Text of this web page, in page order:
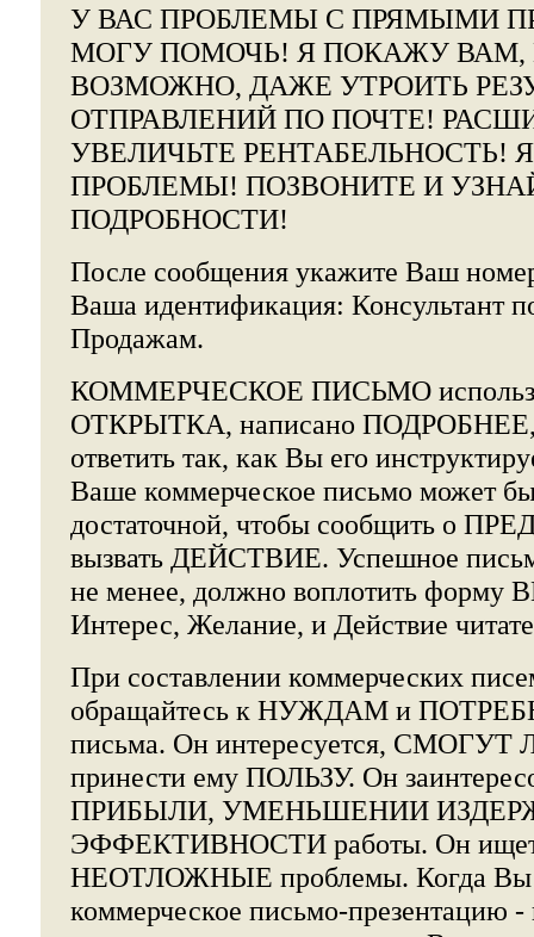
У ВАС ПРОБЛЕМЫ С ПРЯМЫМИ
МОГУ ПОМОЧЬ! Я ПОКАЖУ ВАМ,
ВОЗМОЖНО, ДАЖЕ УТРОИТЬ
ОТПРАВЛЕНИЙ ПО ПОЧТЕ!
УВЕЛИЧЬТЕ РЕНТАБЕЛЬНОСТЬ!
ПРОБЛЕМЫ! ПОЗВОНИТЕ И
ПОДРОБНОСТИ!
После сообщения укажите Ваш
Ваша идентификация: Консультант
Продажам.
КОММЕРЧЕСКОЕ ПИСЬМО
ОТКРЫТКА, написано ПОДРОБНЕЕ,
ответить так, как Вы его
Ваше коммерческое письмо может
достаточной, чтобы сообщить о
вызвать ДЕЙСТВИЕ. Успешное
не менее, должно воплотить
Интерес, Желание, и Действие
При составлении коммерческих
обращайтесь к НУЖДАМ и
письма. Он интересуется, СМОГУТ
принести ему ПОЛЬЗУ. Он
ПРИБЫЛИ, УМЕНЬШЕНИИ
ЭФФЕКТИВНОСТИ работы. Он ищет
НЕОТЛОЖНЫЕ проблемы. Когда Вы
коммерческое письмо-презентацию